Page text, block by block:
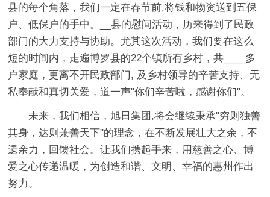
县的每个角落，我们一定在春节前,将钱和物资送到五保
户、低保户的手中。__县的慰问活动，历来得到了民政
部门的大力支持与协助。尤其这次活动，我们要在这么
短的时间内，走遍博罗县的22个镇所有乡村，共____多
户家庭，更离不开民政部门, 及乡村领导的辛苦支持、无
私奉献和真切关爱，道一声"你们辛苦啦，感谢你们"。
未来，我们相信，旭日集团,将会继续秉承"穷则独善
其身，达则兼善天下"的理念，在不断发展壮大之余，不
遗余力，回馈社会。让我们携起手来，用慈善之心、博
爱之心传递温暖，为创造和谐、文明、幸福的惠州作出
努力。